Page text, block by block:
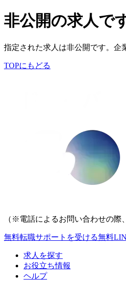
非公開の求人で
指定された求人は非公開です。企
TOPにもどる
（※電話によるお問い合わせの際
無料転職サポートを受ける無料
求人を探す
お役立ち情報
ヘルプ